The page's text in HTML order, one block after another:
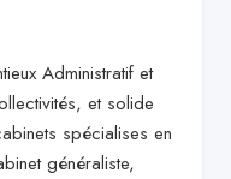
Administratif et
et solide
spécialises en
généraliste,